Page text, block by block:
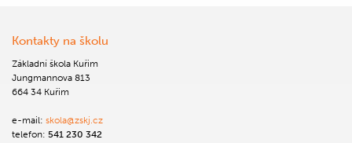
Kontakty na školu
Základní škola Kuřim
Jungmannova 813
664 34 Kuřim
e-mail: skola@zskj.cz
telefon: 541 230 342